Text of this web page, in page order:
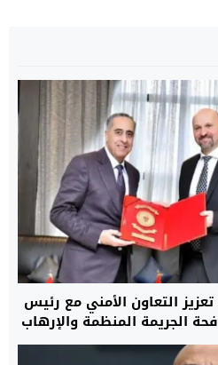
التعاون الأمني مع رئيس
الجريمة المنظمة والإرهاب